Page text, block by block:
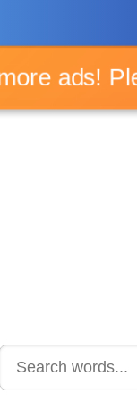
more ads!